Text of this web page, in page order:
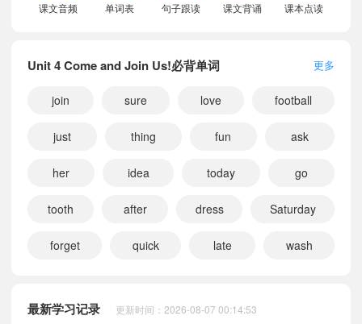
课文音频 单词表 句子跟读 课文背诵 课本点读
Unit 4 Come and Join Us!必背单词 更多
join sure love football
just thing fun ask
her idea today go
tooth after dress Saturday
forget quick late wash
最新学习记录 更新时间：2026-08-07 00:14:53
小宝859281
正在学习